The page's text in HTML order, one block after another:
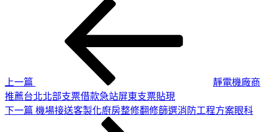
上一篇
靜電機廠商
推薦台北北部支票借款急站屏東支票貼現
下
下一篇 機場接送客製化廚房整修翻修篩選消防工程方案眼科